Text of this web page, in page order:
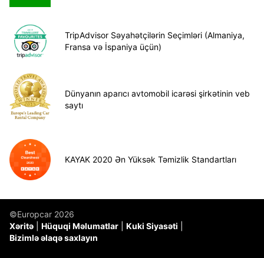
TripAdvisor Səyahətçilərin Seçimləri (Almaniya,
Fransa və İspaniya üçün)
Dünyanın aparıcı avtomobil icarəsi şirkətinin veb
saytı
KAYAK 2020 Ən Yüksək Təmizlik Standartları
©Europcar 2026
Xəritə
Hüquqi Məlumatlar
Kuki Siyasəti
Bizimlə əlaqə saxlayın